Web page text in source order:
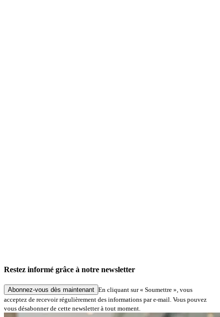
Restez informé grâce à notre newsletter
Abonnez-vous dès maintenant En cliquant sur « Soumettre », vous
acceptez de recevoir régulièrement des informations par e-mail. Vous pouvez
vous désabonner de cette newsletter à tout moment.